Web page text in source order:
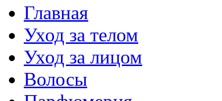
Главная
Уход за телом
Уход за лицом
Волосы